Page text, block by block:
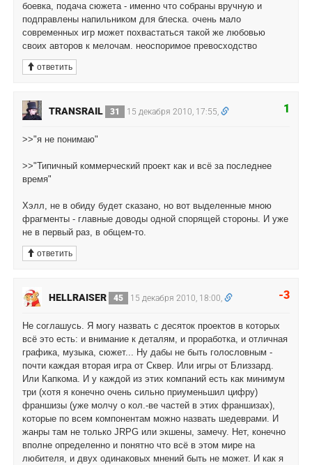
боевка, подача сюжета - именно что собраны вручную и
подправлены напильником для блеска. очень мало
современных игр может похвастаться такой же любовью
своих авторов к мелочам. неоспоримое превосходство
ответить
1
TRANSRAIL 31 15 декабря 2010, 17:55,
>>"я не понимаю"
>>"Типичный коммерческий проект как и всё за последнее
время"
Хэлл, не в обиду будет сказано, но вот выделенные мною
фрагменты - главные доводы одной спорящей стороны. И уже
не в первый раз, в общем-то.
ответить
-3
HELLRAISER 45 15 декабря 2010, 18:00,
Не соглашусь. Я могу назвать с десяток проектов в которых
всё это есть: и внимание к деталям, и проработка, и отличная
графика, музыка, сюжет... Ну дабы не быть голословным -
почти каждая вторая игра от Сквер. Или игры от Близзард.
Или Капкома. И у каждой из этих компаний есть как минимум
три (хотя я конечно очень сильно приуменьшил цифру)
франшизы (уже молчу о кол.-ве частей в этих франшизах),
которые по всем компонентам можно назвать шедеврами. И
жанры там не только JRPG или экшены, замечу. Нет, конечно
вполне определенно и понятно что всё в этом мире на
любителя, и двух одинаковых мнений быть не может. И как я